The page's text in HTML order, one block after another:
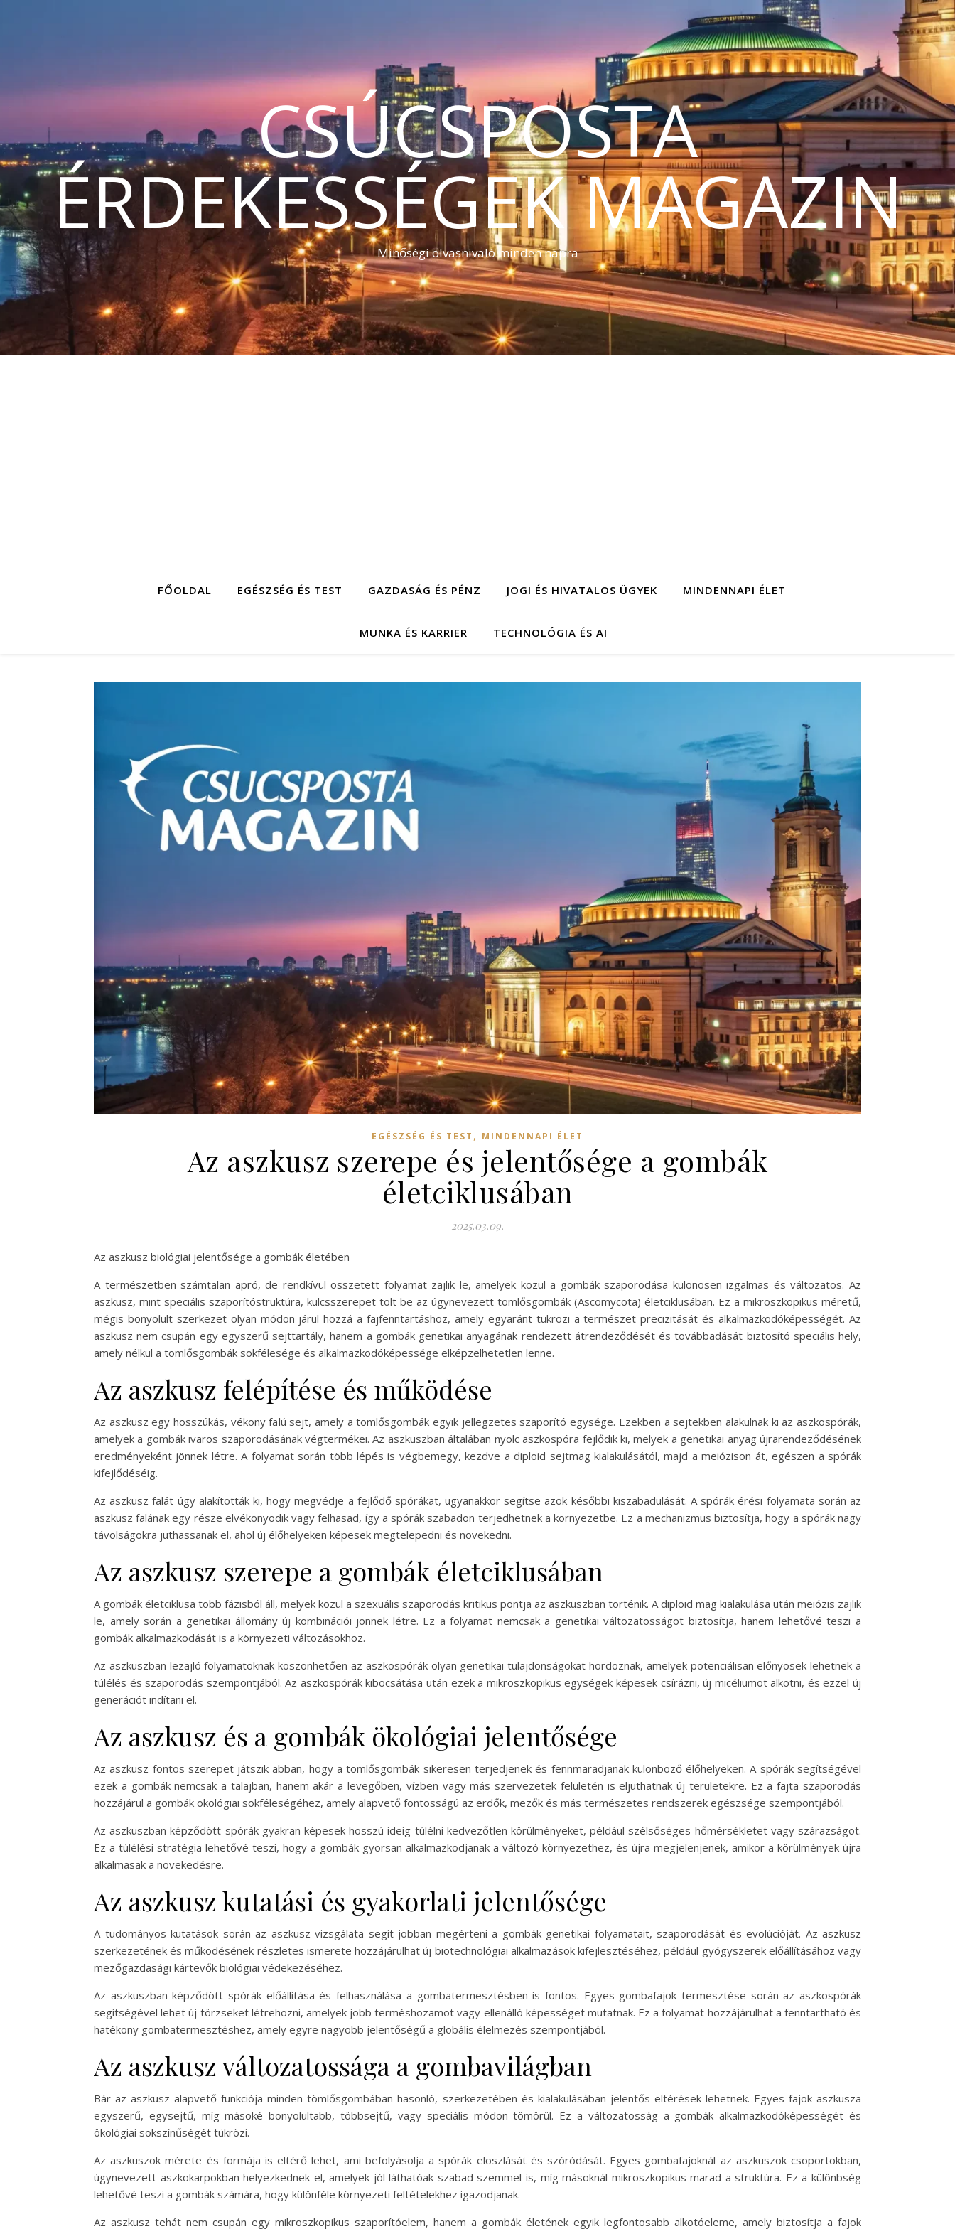
CSÚCSPOSTA
ÉRDEKESSÉGEK MAGAZIN
Minőségi olvasnivaló minden napra
FŐOLDAL EGÉSZSÉG ÉS TEST GAZDASÁG ÉS PÉNZ JOGI ÉS HIVATALOS ÜGYEK MINDENNAPI ÉLET
MUNKA ÉS KARRIER TECHNOLÓGIA ÉS AI
EGÉSZSÉG ÉS TEST , MINDENNAPI ÉLET
Az aszkusz szerepe és jelentősége a gombák
életciklusában
2025.03.09.
Az aszkusz biológiai jelentősége a gombák életében
A természetben számtalan apró, de rendkívül összetett folyamat zajlik le, amelyek közül a gombák szaporodása különösen izgalmas és változatos. Az
aszkusz, mint speciális szaporítóstruktúra, kulcsszerepet tölt be az úgynevezett tömlősgombák (Ascomycota) életciklusában. Ez a mikroszkopikus méretű,
mégis bonyolult szerkezet olyan módon járul hozzá a fajfenntartáshoz, amely egyaránt tükrözi a természet precizitását és alkalmazkodóképességét. Az
aszkusz nem csupán egy egyszerű sejttartály, hanem a gombák genetikai anyagának rendezett átrendeződését és továbbadását biztosító speciális hely,
amely nélkül a tömlősgombák sokfélesége és alkalmazkodóképessége elképzelhetetlen lenne.
Az aszkusz felépítése és működése
Az aszkusz egy hosszúkás, vékony falú sejt, amely a tömlősgombák egyik jellegzetes szaporító egysége. Ezekben a sejtekben alakulnak ki az aszkospórák,
amelyek a gombák ivaros szaporodásának végtermékei. Az aszkuszban általában nyolc aszkospóra fejlődik ki, melyek a genetikai anyag újrarendeződésének
eredményeként jönnek létre. A folyamat során több lépés is végbemegy, kezdve a diploid sejtmag kialakulásától, majd a meiózison át, egészen a spórák
kifejlődéséig.
Az aszkusz falát úgy alakították ki, hogy megvédje a fejlődő spórákat, ugyanakkor segítse azok későbbi kiszabadulását. A spórák érési folyamata során az
aszkusz falának egy része elvékonyodik vagy felhasad, így a spórák szabadon terjedhetnek a környezetbe. Ez a mechanizmus biztosítja, hogy a spórák nagy
távolságokra juthassanak el, ahol új élőhelyeken képesek megtelepedni és növekedni.
Az aszkusz szerepe a gombák életciklusában
A gombák életciklusa több fázisból áll, melyek közül a szexuális szaporodás kritikus pontja az aszkuszban történik. A diploid mag kialakulása után meiózis zajlik
le, amely során a genetikai állomány új kombinációi jönnek létre. Ez a folyamat nemcsak a genetikai változatosságot biztosítja, hanem lehetővé teszi a
gombák alkalmazkodását is a környezeti változásokhoz.
Az aszkuszban lezajló folyamatoknak köszönhetően az aszkospórák olyan genetikai tulajdonságokat hordoznak, amelyek potenciálisan előnyösek lehetnek a
túlélés és szaporodás szempontjából. Az aszkospórák kibocsátása után ezek a mikroszkopikus egységek képesek csírázni, új micéliumot alkotni, és ezzel új
generációt indítani el.
Az aszkusz és a gombák ökológiai jelentősége
Az aszkusz fontos szerepet játszik abban, hogy a tömlősgombák sikeresen terjedjenek és fennmaradjanak különböző élőhelyeken. A spórák segítségével
ezek a gombák nemcsak a talajban, hanem akár a levegőben, vízben vagy más szervezetek felületén is eljuthatnak új területekre. Ez a fajta szaporodás
hozzájárul a gombák ökológiai sokféleségéhez, amely alapvető fontosságú az erdők, mezők és más természetes rendszerek egészsége szempontjából.
Az aszkuszban képződött spórák gyakran képesek hosszú ideig túlélni kedvezőtlen körülményeket, például szélsőséges hőmérsékletet vagy szárazságot.
Ez a túlélési stratégia lehetővé teszi, hogy a gombák gyorsan alkalmazkodjanak a változó környezethez, és újra megjelenjenek, amikor a körülmények újra
alkalmasak a növekedésre.
Az aszkusz kutatási és gyakorlati jelentősége
A tudományos kutatások során az aszkusz vizsgálata segít jobban megérteni a gombák genetikai folyamatait, szaporodását és evolúcióját. Az aszkusz
szerkezetének és működésének részletes ismerete hozzájárulhat új biotechnológiai alkalmazások kifejlesztéséhez, például gyógyszerek előállításához vagy
mezőgazdasági kártevők biológiai védekezéséhez.
Az aszkuszban képződött spórák előállítása és felhasználása a gombatermesztésben is fontos. Egyes gombafajok termesztése során az aszkospórák
segítségével lehet új törzseket létrehozni, amelyek jobb terméshozamot vagy ellenálló képességet mutatnak. Ez a folyamat hozzájárulhat a fenntartható és
hatékony gombatermesztéshez, amely egyre nagyobb jelentőségű a globális élelmezés szempontjából.
Az aszkusz változatossága a gombavilágban
Bár az aszkusz alapvető funkciója minden tömlősgombában hasonló, szerkezetében és kialakulásában jelentős eltérések lehetnek. Egyes fajok aszkusza
egyszerű, egysejtű, míg másoké bonyolultabb, többsejtű, vagy speciális módon tömörül. Ez a változatosság a gombák alkalmazkodóképességét és
ökológiai sokszínűségét tükrözi.
Az aszkuszok mérete és formája is eltérő lehet, ami befolyásolja a spórák eloszlását és szóródását. Egyes gombafajoknál az aszkuszok csoportokban,
úgynevezett aszkokarpokban helyezkednek el, amelyek jól láthatóak szabad szemmel is, míg másoknál mikroszkopikus marad a struktúra. Ez a különbség
lehetővé teszi a gombák számára, hogy különféle környezeti feltételekhez igazodjanak.
Az aszkusz tehát nem csupán egy mikroszkopikus szaporítóelem, hanem a gombák életének egyik legfontosabb alkotóeleme, amely biztosítja a fajok